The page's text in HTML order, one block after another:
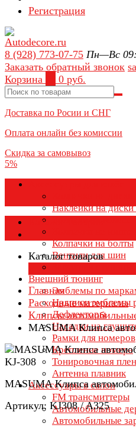
Регистрация
8 (928) 773-07-75 Пн—Вс
Заказать обратный звонок
Корзина
0 руб.
Доставка по Росии и СНГ
Оплата онлайн без комиссии
Скидка за самовывоз
5%
Наклейки на диски
Колпаки на колеса
Колпачки на болты
Вентили для шин
Внешний тюнинг
Эмблемы по
Надписи эмблемы
Дефлекторы
Насадки на
Рамки для номеров
Крепление номера
Тонировочная
Антенна плавник
Аксессуары в салон
FM трансмиттеры
Автомобильные
Автомобильные
Каталог товаров
Каталог товаров
Главная
Расходные материалы
Клипсы
MASUMA Клипса
MASUMA Клипса
Артикул: KJ308 / A325